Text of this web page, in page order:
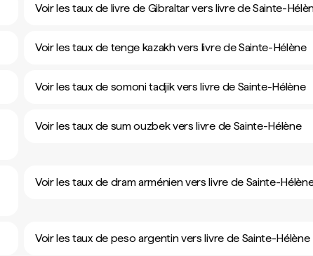
Voir les taux de livre de Gibraltar vers livre de Sainte-
Voir les taux de tenge kazakh vers livre de Sainte-Hélène
Voir les taux de somoni tadjik vers livre de Sainte-Hélène
Voir les taux de sum ouzbek vers livre de Sainte-Hélène
Voir les taux de dram arménien vers livre de Sainte-
Voir les taux de peso argentin vers livre de Sainte-Hélène